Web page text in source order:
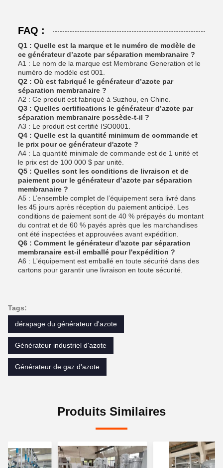
FAQ :
Q1 : Quelle est la marque et le numéro de modèle de
ce générateur d’azote par séparation membranaire ?
A1 : Le nom de la marque est Membrane Generation et le
numéro de modèle est 001.
Q2 : Où est fabriqué le générateur d’azote par
séparation membranaire ?
A2 : Ce produit est fabriqué à Suzhou, en Chine.
Q3 : Quelles certifications le générateur d’azote par
séparation membranaire possède-t-il ?
A3 : Le produit est certifié ISO0001.
Q4 : Quelle est la quantité minimum de commande et
le prix pour ce générateur d'azote ?
A4 : La quantité minimale de commande est de 1 unité et
le prix est de 100 000 $ par unité.
Q5 : Quelles sont les conditions de livraison et de
paiement pour le générateur d’azote par séparation
membranaire ?
A5 : L’ensemble complet de l’équipement sera livré dans
les 45 jours après réception du paiement anticipé. Les
conditions de paiement sont de 40 % prépayés du montant
du contrat et de 60 % payés après que les marchandises
ont été inspectées et approuvées avant expédition.
Q6 : Comment le générateur d'azote par séparation
membranaire est-il emballé pour l'expédition ?
A6 : L'équipement est emballé en toute sécurité dans des
cartons pour garantir une livraison en toute sécurité.
Tags:
dérapage du générateur d'azote
Générateur industriel d'azote
Générateur de gaz d'azote
Produits Similaires